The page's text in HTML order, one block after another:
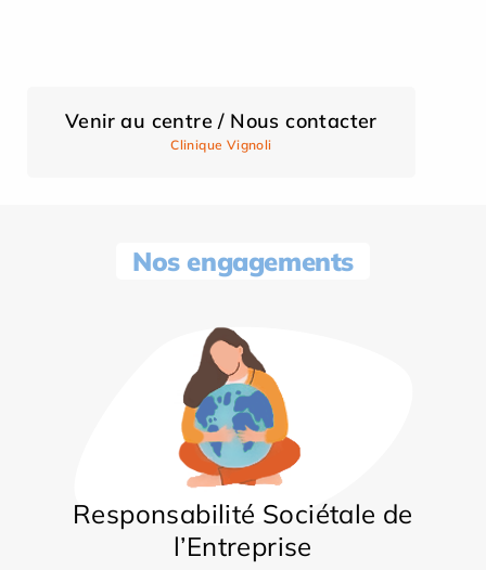
Venir au centre / Nous contacter
Clinique Vignoli
Nos engagements
Responsabilité Sociétale de
l’Entreprise